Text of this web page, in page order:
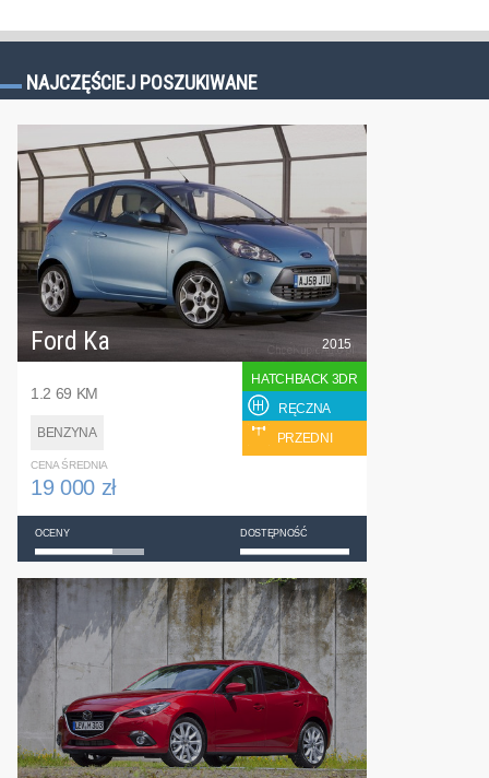
NAJCZĘŚCIEJ POSZUKIWANE
Ford Ka
1.2 69 KM
BENZYNA
2015
HATCHBACK 3DR
RĘCZNA
PRZEDNI
CENA ŚREDNIA
19 000 zł
OCENY DOSTĘPNOŚĆ